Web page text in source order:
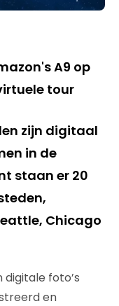
zijn digitaal
in de
staan er 20
Chicago
foto’s
en